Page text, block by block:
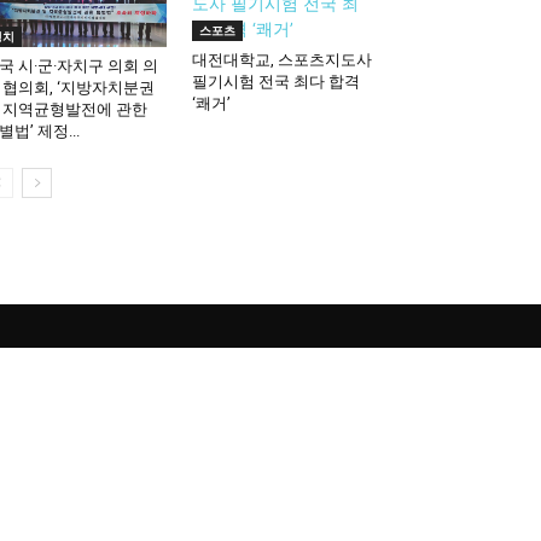
시·군·자치구 의회 의
협의회, ‘지방자치분권
지역균형발전에 관한
법’ 제정...
스포츠
대전대학교, 스포츠지도사
필기시험 전국 최다 합격
‘쾌거’